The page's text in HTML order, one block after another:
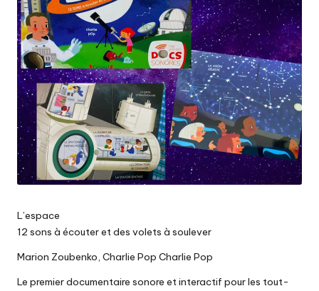
L’espace
12 sons à écouter et des volets à soulever
Marion Zoubenko, Charlie Pop Charlie Pop
Le premier documentaire sonore et interactif pour les tout-